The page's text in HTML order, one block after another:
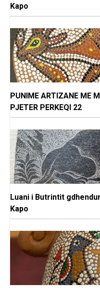
Kapo
PUNIME ARTIZANE ME
PJETER PERKEQI 22
Luani i Butrintit
Kapo